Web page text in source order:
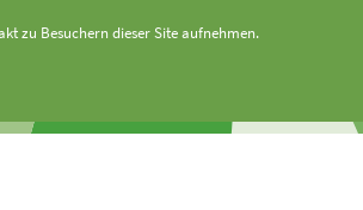
zu Besuchern dieser Site aufnehmen.